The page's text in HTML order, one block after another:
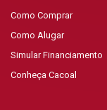
Como Comprar
Como Alugar
Simular Financiamento
Conheça Cacoal